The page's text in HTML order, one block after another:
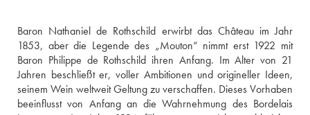
Baron Nathaniel de Rothschild erwirbt das Château im Jahr
1853, aber die Legende des „Mouton“ nimmt erst 1922 mit
Baron Philippe de Rothschild ihren Anfang. Im Alter von 21
Jahren beschließt er, voller Ambitionen und origineller Ideen,
seinem Wein weltweit Geltung zu verschaffen. Dieses Vorhaben
beeinflusst von Anfang an die Wahrnehmung des Bordelais